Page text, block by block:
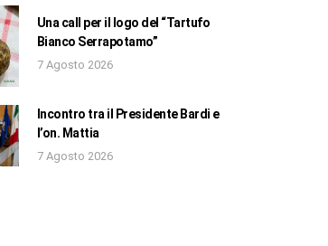
Una call per il logo del “Tartufo
Bianco Serrapotamo”
7 Agosto 2026
Incontro tra il Presidente Bardi e
l’on. Mattia
7 Agosto 2026